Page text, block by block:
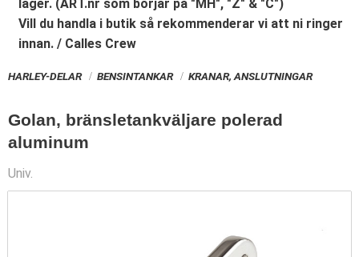
lager. (ART.nr som börjar på "MH", "Z" & "C")
Vill du handla i butik så rekommenderar vi att ni ringer
innan. / Calles Crew
HARLEY-DELAR BENSINTANKAR KRANAR, ANSLUTNINGAR
Golan, bränsletankväljare polerad
aluminum
Univ.